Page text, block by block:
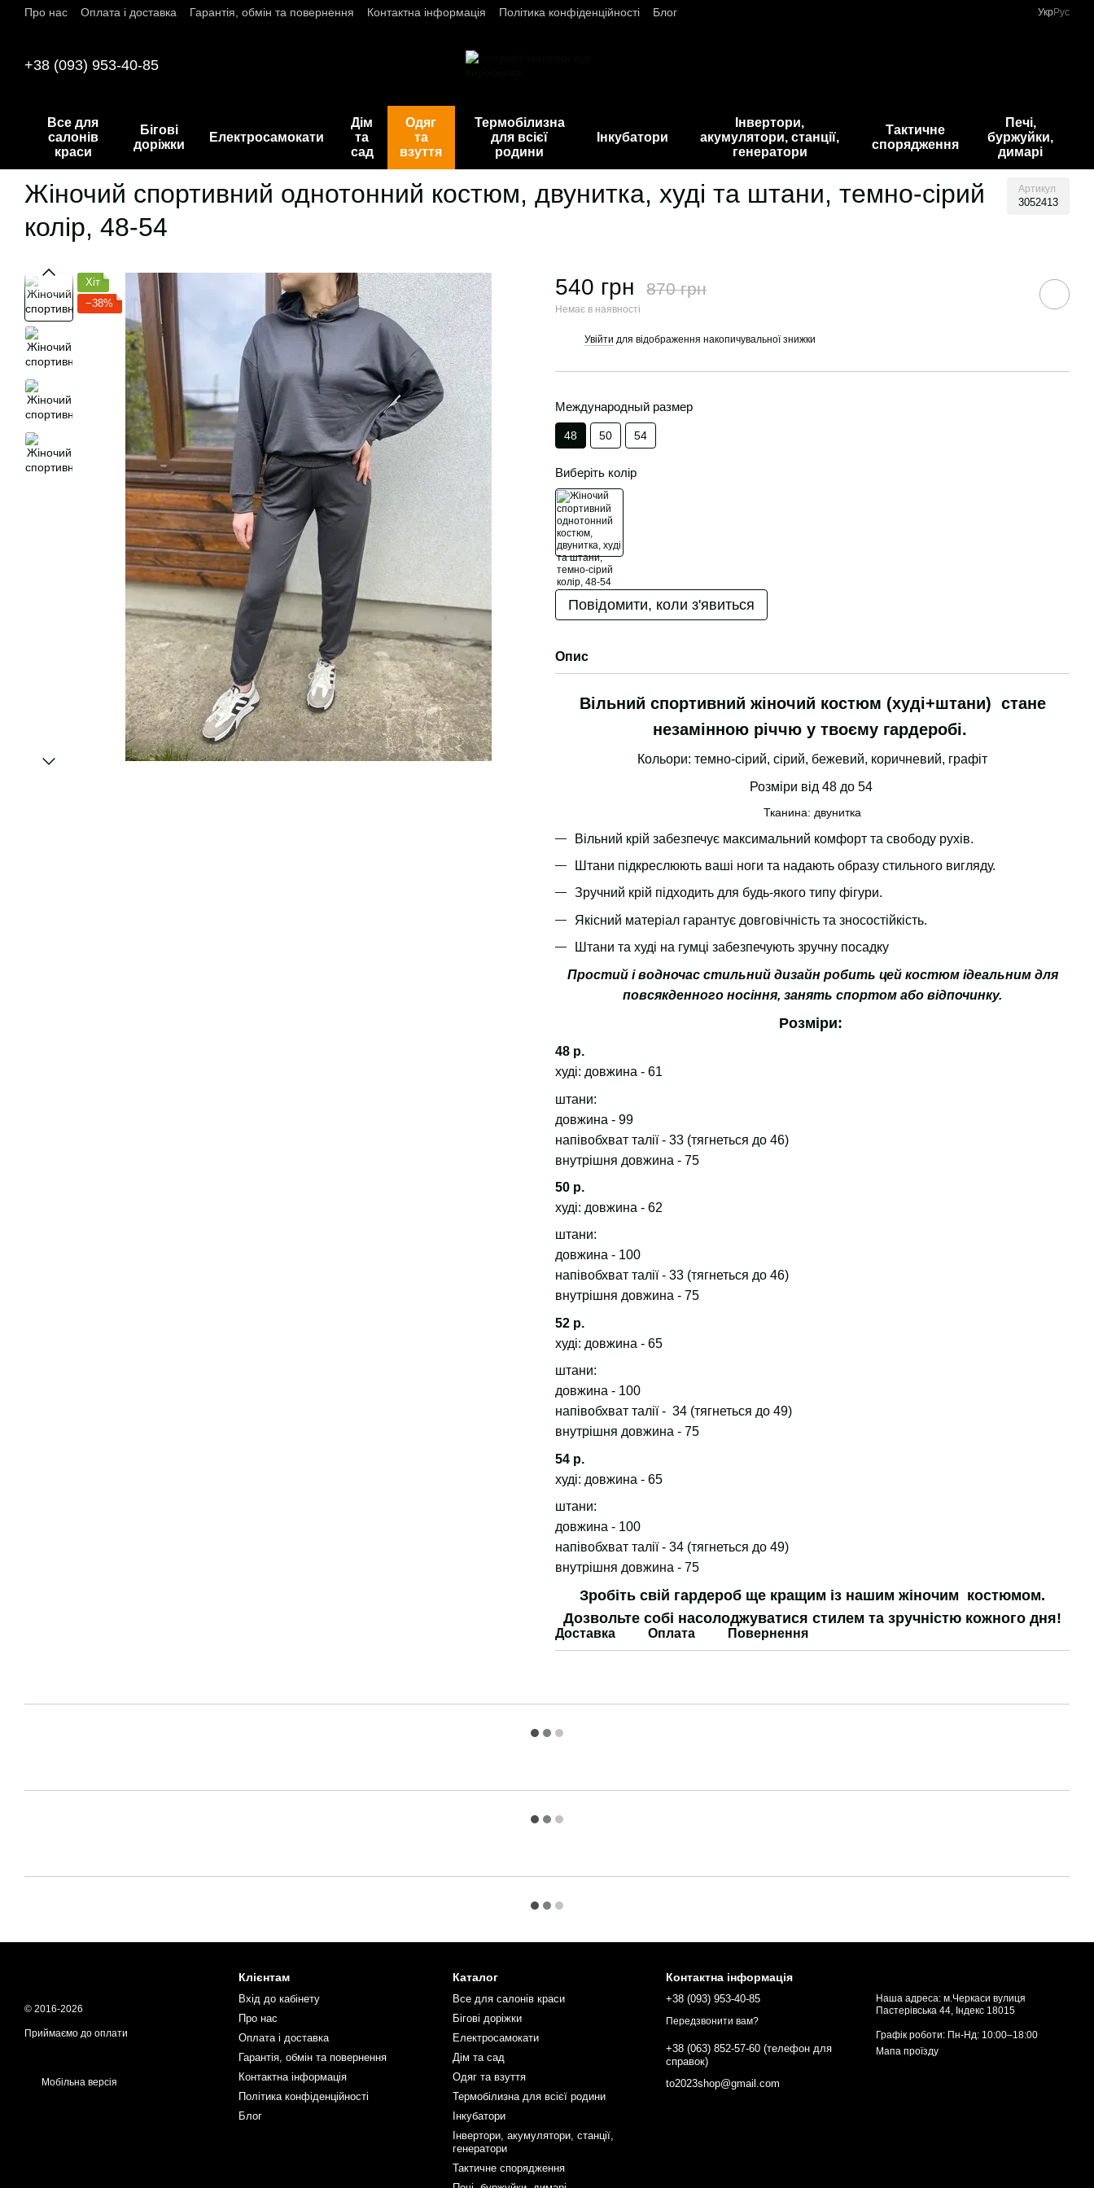
Перейти до основного контенту
Про нас Оплата і доставка Гарантія, обмін та повернення Контактна інформація Політика конфіденційності Блог УкрРус
+38 (093) 953-40-85
Все для
салонів
краси
Бігові
доріжки
Електросамокати
Дім
та
сад
Одяг
та
взуття
Термобілизна
для всієї
родини
Інкубатори
Інвертори,
акумулятори, станції,
генератори
Тактичне
спорядження
Печі,
буржуйки,
димарі
Жіночий спортивний однотонний костюм, двунитка, худі та штани, темно-сірий
колір, 48-54
Артикул
3052413
Хіт
−38%
540 грн 870 грн
Немає в наявності
Увійти для відображення накопичувальної знижки
Международный размер
48 50 54
Виберіть колір
Повідомити, коли з'явиться
Опис
Вільний спортивний жіночий костюм (худі+штани) стане
незамінною річчю у твоєму гардеробі.
Кольори: темно-сірий, сірий, бежевий, коричневий, графіт
Розміри від 48 до 54
Тканина: двунитка
Вільний крій забезпечує максимальний комфорт та свободу рухів.
Штани підкреслюють ваші ноги та надають образу стильного вигляду.
Зручний крій підходить для будь-якого типу фігури.
Якісний матеріал гарантує довговічність та зносостійкість.
Штани та худі на гумці забезпечують зручну посадку
Простий і водночас стильний дизайн робить цей костюм ідеальним для
повсякденного носіння, занять спортом або відпочинку.
Розміри:
48 р.
худі: довжина - 61
штани:
довжина - 99
напівобхват талії - 33 (тягнеться до 46)
внутрішня довжина - 75
50 р.
худі: довжина - 62
штани:
довжина - 100
напівобхват талії - 33 (тягнеться до 46)
внутрішня довжина - 75
52 р.
худі: довжина - 65
штани:
довжина - 100
напівобхват талії - 34 (тягнеться до 49)
внутрішня довжина - 75
54 р.
худі: довжина - 65
штани:
довжина - 100
напівобхват талії - 34 (тягнеться до 49)
внутрішня довжина - 75
Зробіть свій гардероб ще кращим із нашим жіночим костюмом.
Дозвольте собі насолоджуватися стилем та зручністю кожного дня!
Доставка Оплата Повернення
© 2016-2026
Приймаємо до оплати
Мобільна версія
Клієнтам
Вхід до кабінету
Про нас
Оплата і доставка
Гарантія, обмін та повернення
Контактна інформація
Політика конфіденційності
Блог
Каталог
Все для салонів краси
Бігові доріжки
Електросамокати
Дім та сад
Одяг та взуття
Термобілизна для всієї родини
Інкубатори
Інвертори, акумулятори, станції,
генератори
Тактичне спорядження
Контактна інформація
+38 (093) 953-40-85
Передзвонити вам?
+38 (063) 852-57-60 (телефон для
справок)
to2023shop@gmail.com
Наша адреса: м.Черкаси вулиця
Пастерівська 44, Індекс 18015
Графік роботи: Пн-Нд: 10:00–18:00
Мапа проїзду